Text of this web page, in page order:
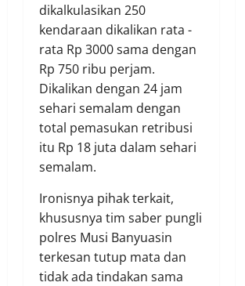
dikalkulasikan 250
kendaraan dikalikan rata -
rata Rp 3000 sama dengan
Rp 750 ribu perjam.
Dikalikan dengan 24 jam
sehari semalam dengan
total pemasukan retribusi
itu Rp 18 juta dalam sehari
semalam.
Ironisnya pihak terkait,
khususnya tim saber pungli
polres Musi Banyuasin
terkesan tutup mata dan
tidak ada tindakan sama